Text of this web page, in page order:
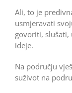
Ali, to je
usmjeravati
govoriti,
ideje.
Na području
suživot na